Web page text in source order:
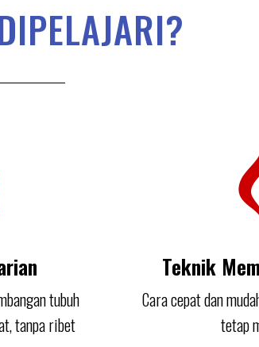
tubuh
tanpa ribet
Teknik
Cara cepat dan
tetap